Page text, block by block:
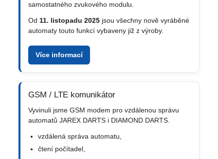
samostatného zvukového modulu.
Od 11. listopadu 2025 jsou všechny nově vyráběné
automaty touto funkcí vybaveny již z výroby.
Více informací
GSM / LTE komunikátor
Vyvinuli jsme GSM modem pro vzdálenou správu
automatů JAREX DARTS i DIAMOND DARTS.
vzdálená správa automatu,
čtení počítadel,